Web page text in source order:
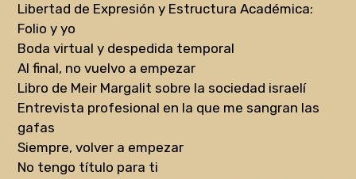
Libertad de Expresión y Estructura Académica:
Folio y yo
Boda virtual y despedida temporal
Al final, no vuelvo a empezar
Libro de Meir Margalit sobre la sociedad israelí
Entrevista profesional en la que me sangran las
gafas
Siempre, volver a empezar
No tengo título para ti